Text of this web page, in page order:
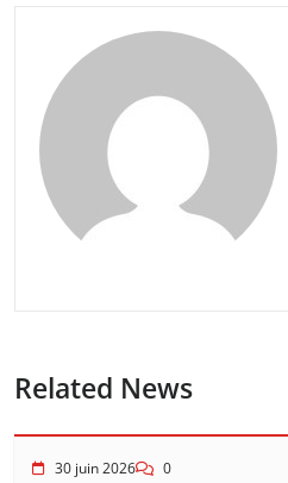
Related News
30 juin 2026 0